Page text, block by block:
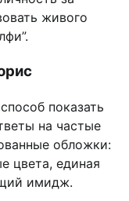
живого
показать
на частые
обложки:
цвета, единая
имидж.